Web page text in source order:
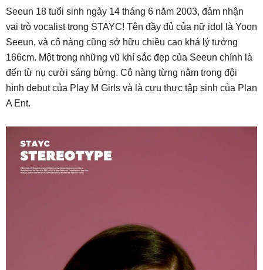
Seeun 18 tuổi sinh ngày 14 tháng 6 năm 2003, đảm nhận
vai trò vocalist trong STAYC! Tên đầy đủ của nữ idol là Yoon
Seeun, và cô nàng cũng sở hữu chiều cao khá lý tưởng
166cm. Một trong những vũ khí sắc đẹp của Seeun chính là
đến từ nụ cười sáng bừng. Cô nàng từng nằm trong đội
hình debut của Play M Girls và là cựu thực tập sinh của Plan
A Ent.